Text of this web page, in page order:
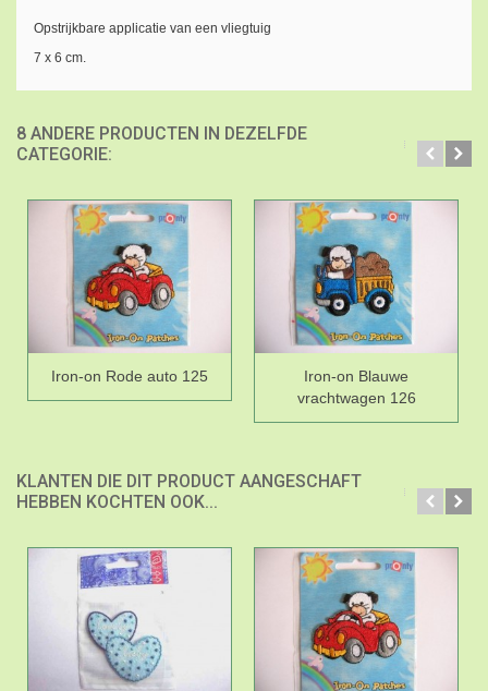
Opstrijkbare applicatie van een vliegtuig
7 x 6 cm.
8 ANDERE PRODUCTEN IN DEZELFDE
CATEGORIE:
Iron-on Rode auto 125
Iron-on Blauwe
vrachtwagen 126
KLANTEN DIE DIT PRODUCT AANGESCHAFT
HEBBEN KOCHTEN OOK...